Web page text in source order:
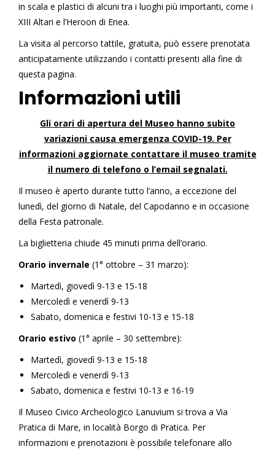
in scala e plastici di alcuni tra i luoghi più importanti, come i
XIII Altari e l’Heroon di Enea.
La visita al percorso tattile, gratuita, può essere prenotata
anticipatamente utilizzando i contatti presenti alla fine di
questa pagina.
Informazioni utili
Gli orari di apertura del Museo hanno subito
variazioni causa emergenza COVID-19. Per
informazioni aggiornate contattare il museo tramite
il numero di telefono o l’email segnalati.
Il museo è aperto durante tutto l’anno, a eccezione del
lunedì, del giorno di Natale, del Capodanno e in occasione
della Festa patronale.
La biglietteria chiude 45 minuti prima dell’orario.
Orario invernale (1° ottobre – 31 marzo):
Martedì, giovedì 9-13 e 15-18
Mercoledì e venerdì 9-13
Sabato, domenica e festivi 10-13 e 15-18
Orario estivo (1° aprile – 30 settembre):
Martedì, giovedì 9-13 e 15-18
Mercoledì e venerdì 9-13
Sabato, domenica e festivi 10-13 e 16-19
Il Museo Civico Archeologico Lanuvium si trova a Via
Pratica di Mare, in località Borgo di Pratica. Per
informazioni e prenotazioni è possibile telefonare allo